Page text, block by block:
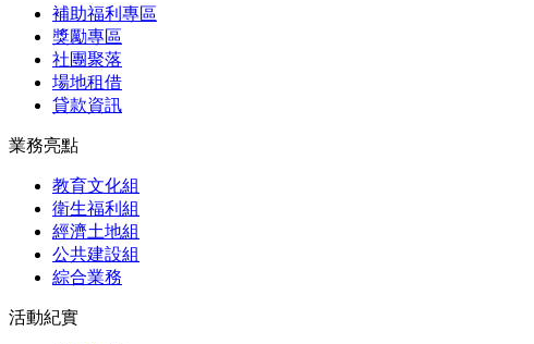
補助福利專區
獎勵專區
社團聚落
場地租借
貸款資訊
業務亮點
教育文化組
衛生福利組
經濟土地組
公共建設組
綜合業務
活動紀實